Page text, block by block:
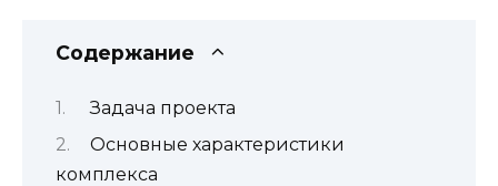
Содержание
Задача проекта
Основные характеристики
комплекса